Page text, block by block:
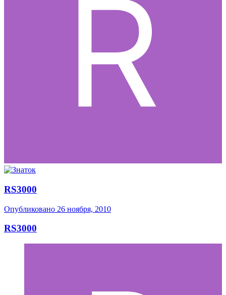
RS3000
Опубликовано 26 ноября, 2010
RS3000